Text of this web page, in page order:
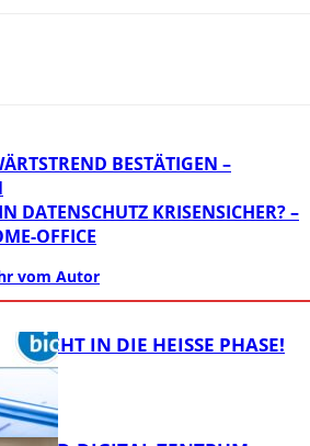
BESTÄTIGEN –
DATENSCHUTZ KRISENSICHER? –
OFFICE
vom Autor
GEHT IN DIE HEISSE PHASE!